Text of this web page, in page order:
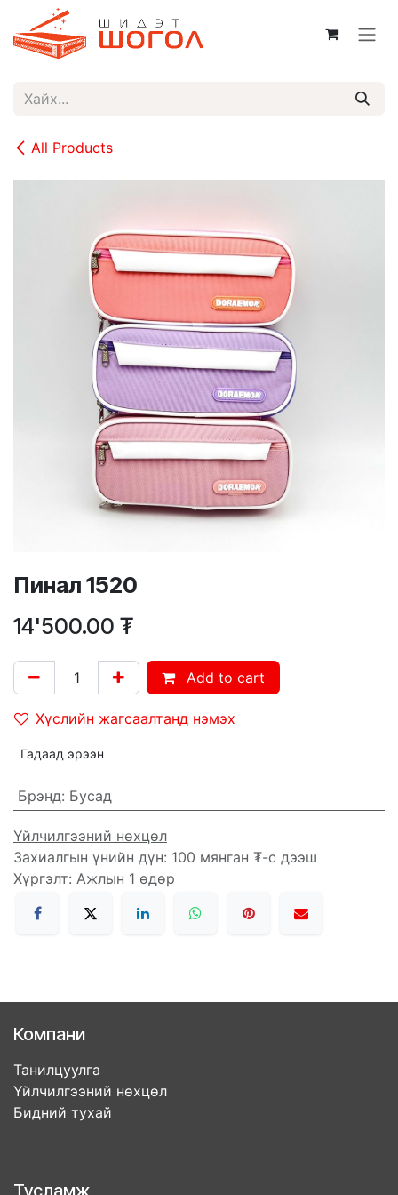
Skip to Content
All Products
Пинал 1520
14'500.00 ₮
Add to cart
Хүслийн жагсаалтанд нэмэх
Гадаад эрээн
Брэнд: Бусад
Үйлчилгээний нөхцөл
Захиалгын үнийн дүн: 100 мянган ₮-с дээш
Хүргэлт: Ажлын 1 өдөр
Компани
Танилцуулга
Үйлчилгээний нөхцөл
Бидний тухай
Тусламж